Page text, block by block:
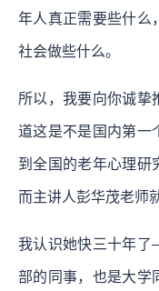
年人真正需要些什么
社会做些什么。
所以，我要向你诚挚
道这是不是国内第一
到全国的老年心理研
而主讲人彭华茂老师
我认识她快三十年
部的同事，也是大学